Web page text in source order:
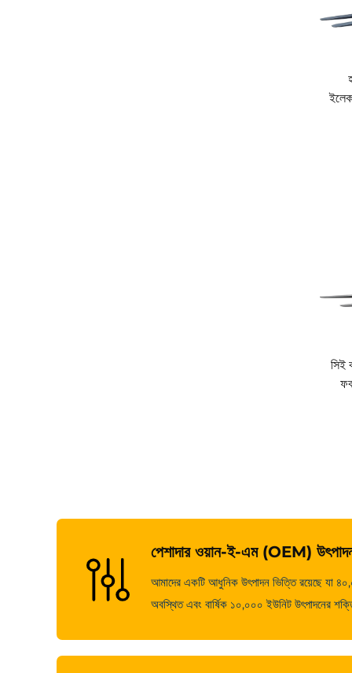
[যোগাযোগ করুন] কাস্টমাইজড পণ্য সমাধান ও দামের প্রস্তাব পেতে,
সিই
পেশাদার ওয়ান-ই-এম (OEM)
আমাদের একটি আধুনিক উৎপাদন ভিত্তি রয়েছে যা
অবস্থিত এবং বার্ষিক ১০,০০০ ইউনিট উৎপাদনের